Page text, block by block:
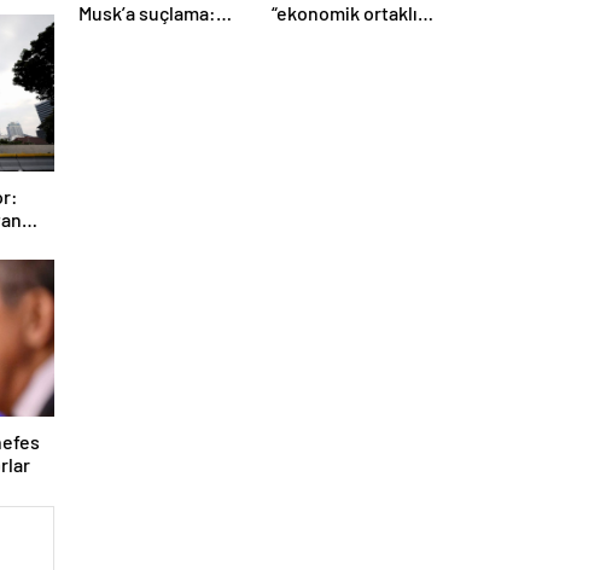
Musk’a suçlama:
“ekonomik ortaklık”